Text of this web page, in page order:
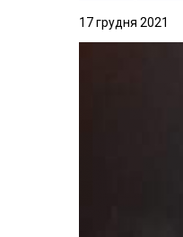
17 грудня 2021